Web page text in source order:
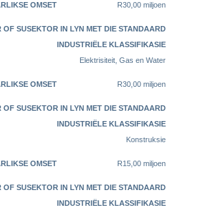
R30,00 miljoen
Elektrisiteit, Gas en Water
R30,00 miljoen
Konstruksie
R15,00 miljoen